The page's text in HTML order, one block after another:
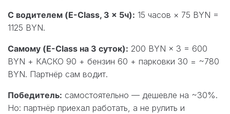
С водителем (E-Class, 3 × 5ч): 15 часов × 75 BYN =
1125 BYN.
Самому (E-Class на 3 суток): 200 BYN × 3 = 600
BYN + КАСКО 90 + бензин 60 + парковки 30 = ~780
BYN. Партнёр сам водит.
Победитель: самостоятельно — дешевле на ~30%.
Но: партнёр приехал работать, а не рулить и